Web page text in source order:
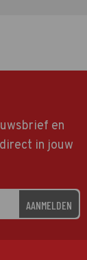
en
in jouw
AANMELDEN